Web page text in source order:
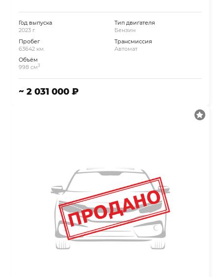
Год выпуска
2023 г.
Пробег
63642 км.
Объём
998 см3
Тип двигателя
Бензин
Трансмиссия
Автомат
~ 2 031 000 ₽